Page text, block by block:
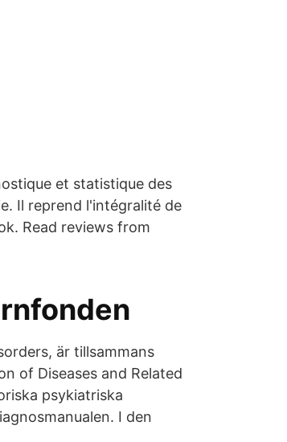
et statistique des
Il reprend l'intégralité de
Read reviews from
är tillsammans
of Diseases and Related
psykiatriska
I den